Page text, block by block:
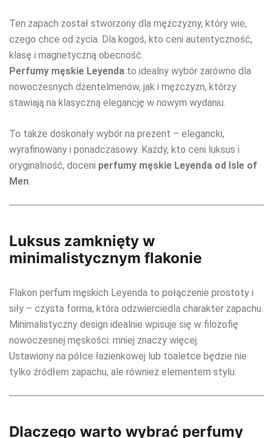
Ten zapach został stworzony dla mężczyzny, który wie,
czego chce od życia. Dla kogoś, kto ceni autentyczność,
klasę i magnetyczną obecność.
Perfumy męskie Leyenda to idealny wybór zarówno dla
nowoczesnych dżentelmenów, jak i mężczyzn, którzy
stawiają na klasyczną elegancję w nowym wydaniu.
To także doskonały wybór na prezent – elegancki,
wyrafinowany i ponadczasowy. Każdy, kto ceni luksus i
oryginalność, doceni perfumy męskie Leyenda od Isle of
Men.
Luksus zamknięty w
minimalistycznym flakonie
Flakon perfum męskich Leyenda to połączenie prostoty i
siły – czysta forma, która odzwierciedla charakter zapachu.
Minimalistyczny design idealnie wpisuje się w filozofię
nowoczesnej męskości: mniej znaczy więcej.
Ustawiony na półce łazienkowej lub toaletce będzie nie
tylko źródłem zapachu, ale również elementem stylu.
Dlaczego warto wybrać perfumy